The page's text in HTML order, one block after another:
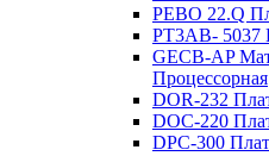
PEBO 22.Q
РТ3АВ- 5037
GECB-AP
Процессорная
DOR-232
DOC-220
DPC-300